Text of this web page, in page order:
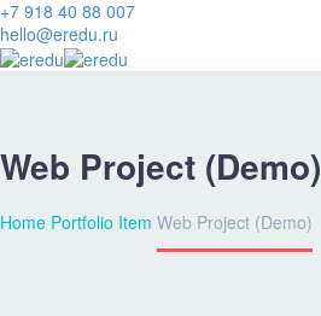
+7 918 40 88 007
hello@eredu.ru
Web Project (Demo)
Home Portfolio Item Web Project (Demo)